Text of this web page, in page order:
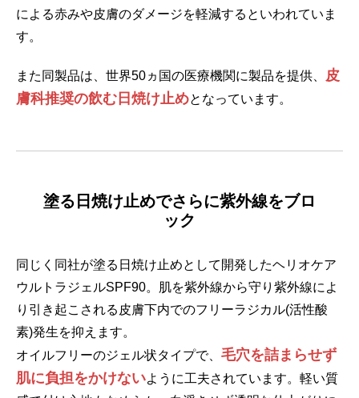
による赤みや皮膚のダメージを軽減するといわれていま
す。
また同製品は、世界50ヵ国の医療機関に製品を提供、 皮
膚科推奨の飲む日焼け止めとなっています。
塗る日焼け止めでさらに紫外線をブロ
ック
同じく同社が塗る日焼け止めとして開発したヘリオケア
ウルトラジェルSPF90。肌を紫外線から守り紫外線によ
り引き起こされる皮膚下内でのフリーラジカル(活性酸
素)発生を抑えます。
オイルフリーのジェル状タイプで、 毛穴を詰まらせず
肌に負担をかけないように工夫されています。軽い質